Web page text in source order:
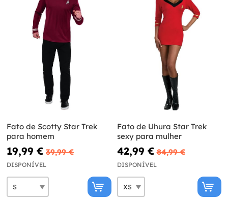
Fato de Scotty Star Trek
para homem
19,99 € 39,99 €
DISPONÍVEL
Fato de Uhura Star Trek
sexy para mulher
42,99 € 84,99 €
DISPONÍVEL